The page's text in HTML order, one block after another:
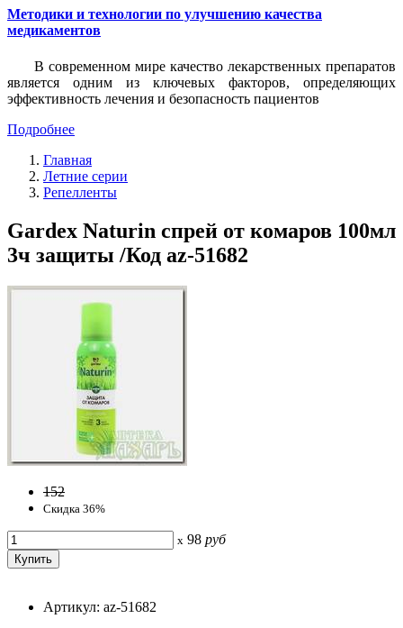
Методики и технологии по улучшению качества
медикаментов
В современном мире качество лекарственных препаратов
является одним из ключевых факторов, определяющих
эффективность лечения и безопасность пациентов
Подробнее
Главная
Летние серии
Репелленты
Gardex Naturin спрей от комаров 100мл
3ч защиты /Код az-51682
152
Скидка 36%
x 98 руб
Артикул: az-51682